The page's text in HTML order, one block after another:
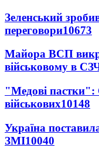
Зеленський
переговори10673
Майора ВСП
військовому в
"Медові
військових10148
Україна
ЗМІ10040